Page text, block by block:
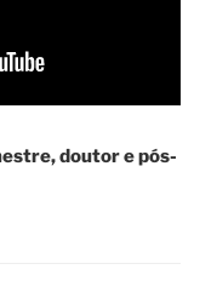
doutor e pós-